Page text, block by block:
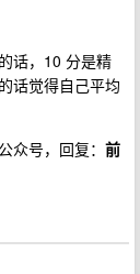
话，10 分是精
话觉得自己平均
号，回复： 前